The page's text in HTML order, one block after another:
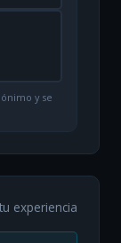
y se
experiencia